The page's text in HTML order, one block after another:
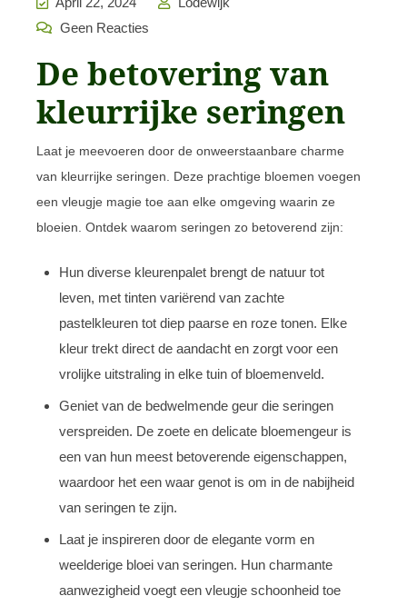
Geen Reacties
De betovering van
kleurrijke seringen
Laat je meevoeren door de onweerstaanbare charme
van kleurrijke seringen. Deze prachtige bloemen voegen
een vleugje magie toe aan elke omgeving waarin ze
bloeien. Ontdek waarom seringen zo betoverend zijn:
Hun diverse kleurenpalet brengt de natuur tot
leven, met tinten variërend van zachte
pastelkleuren tot diep paarse en roze tonen. Elke
kleur trekt direct de aandacht en zorgt voor een
vrolijke uitstraling in elke tuin of bloemenveld.
Geniet van de bedwelmende geur die seringen
verspreiden. De zoete en delicate bloemengeur is
een van hun meest betoverende eigenschappen,
waardoor het een waar genot is om in de nabijheid
van seringen te zijn.
Laat je inspireren door de elegante vorm en
weelderige bloei van seringen. Hun charmante
aanwezigheid voegt een vleugje schoonheid toe